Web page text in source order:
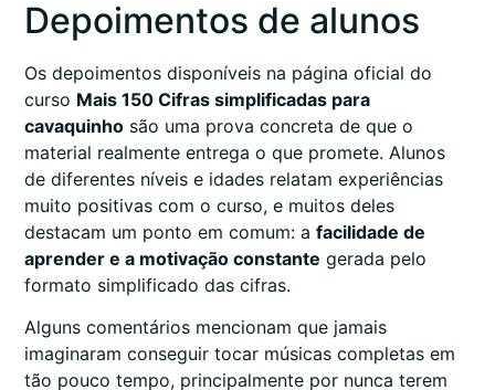
Depoimentos de alunos
Os depoimentos disponíveis na página oficial do
curso Mais 150 Cifras simplificadas para
cavaquinho são uma prova concreta de que o
material realmente entrega o que promete. Alunos
de diferentes níveis e idades relatam experiências
muito positivas com o curso, e muitos deles
destacam um ponto em comum: a facilidade de
aprender e a motivação constante gerada pelo
formato simplificado das cifras.
Alguns comentários mencionam que jamais
imaginaram conseguir tocar músicas completas em
tão pouco tempo, principalmente por nunca terem